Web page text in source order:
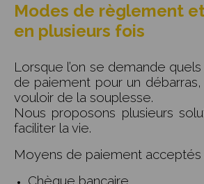
Modes de règlement
en plusieurs fois
Lorsque l’on se demande
de paiement pour un
vouloir de la souplesse.
Nous proposons plusieurs
faciliter la vie.
Moyens de paiement acceptés
Chèque bancaire